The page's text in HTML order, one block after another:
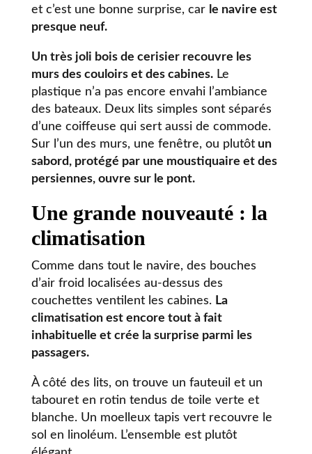
et c’est une bonne surprise, car le navire est
presque neuf.
Un très joli bois de cerisier recouvre les
murs des couloirs et des cabines.Le
plastique n’a pas encore envahi l’ambiance
des bateaux. Deux lits simples sont séparés
d’une coiffeuse qui sert aussi de commode.
Sur l’un des murs, une fenêtre, ou plutôtun
sabord, protégé par une moustiquaire et des
persiennes, ouvre sur le pont.
Une grande nouveauté : la
climatisation
Comme dans tout le navire, des bouches
d’air froid localisées au-dessus des
couchettes ventilent les cabines. La
climatisation est encore tout à fait
inhabituelle et crée la surprise parmi les
passagers.
À côté des lits, on trouve un fauteuil et un
tabouret en rotin tendus de toile verte et
blanche. Un moelleux tapis vert recouvre le
sol en linoléum. L’ensemble est plutôt